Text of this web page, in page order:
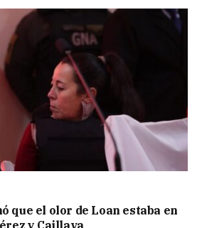
que el olor de Loan estaba en
y Caillava